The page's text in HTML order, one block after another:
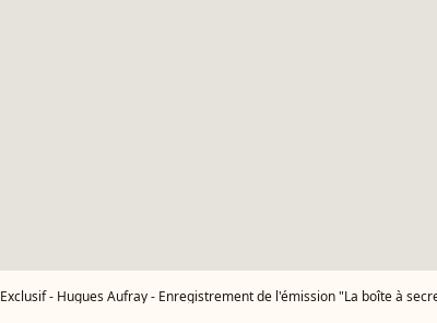
Exclusif - Hugues Aufray - Enregistrement de l'émission "La boîte à secrets 14", présentée par F.Bollaert, et